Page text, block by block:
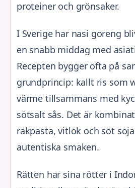
proteiner och grönsaker.
I Sverige har nasi goreng
en snabb middag med
Recepten bygger ofta på
grundprincip: kallt ris som
värme tillsammans med
sötsalt sås. Det är
räkpasta, vitlök och söt
autentiska smaken.
Rätten har sina rötter i